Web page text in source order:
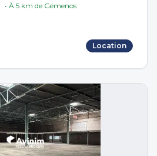
• À 5 km de Gémenos
Location